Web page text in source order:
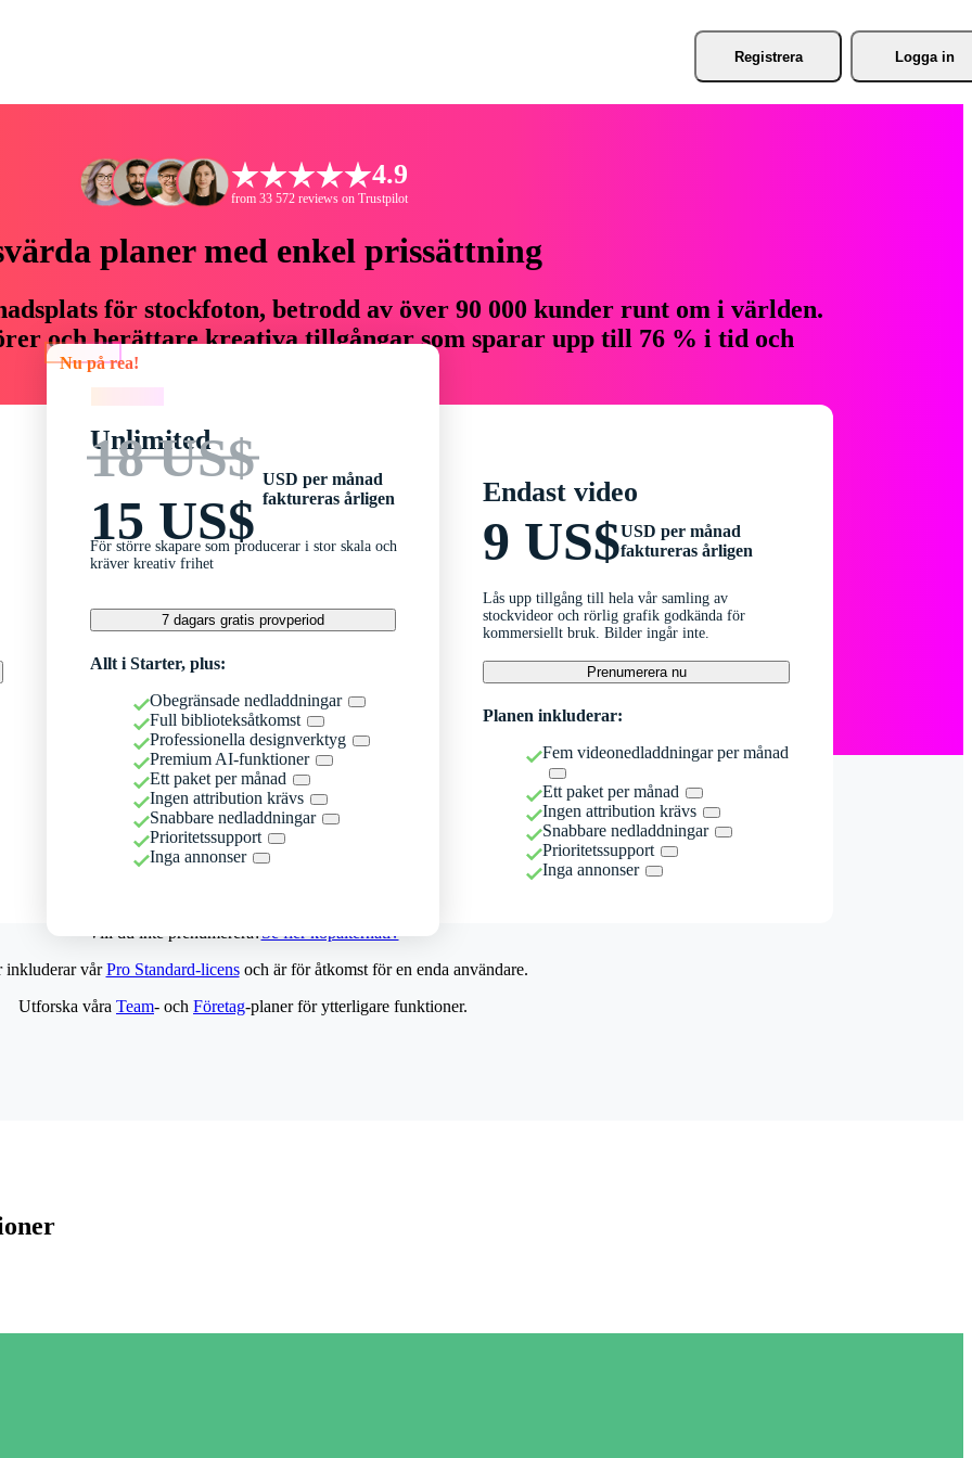
Registrera Logga in
4.9
from 33 572 reviews on Trustpilot
planer med enkel prissättning
för stockfoton, betrodd av över 90 000 kunder runt om i världen.
och berättare kreativa tillgångar som sparar upp till 76 % i tid och
Nu på rea!
Unlimited
18 US$
15 US$
USD per månad
faktureras årligen
För större skapare som producerar i stor skala och
kräver kreativ frihet
7 dagars gratis provperiod
Allt i Starter, plus:
Obegränsade nedladdningar
Full biblioteksåtkomst
Professionella designverktyg
Premium AI-funktioner
Ett paket per månad
Ingen attribution krävs
Snabbare nedladdningar
Prioritetssupport
Inga annonser
Endast video
9 US$USD per månad
faktureras årligen
Lås upp tillgång till hela vår samling av
stockvideor och rörlig grafik godkända för
kommersiellt bruk. Bilder ingår inte.
Prenumerera nu
Planen inkluderar:
Fem videonedladdningar per månad
Ett paket per månad
Ingen attribution krävs
Snabbare nedladdningar
Prioritetssupport
Inga annonser
Vill du inte prenumerera?Se fler köpalternativ
inkluderar vårPro Standard-licensoch är för åtkomst för en enda användare.
Utforska våra Team- och Företag-planer för ytterligare funktioner.